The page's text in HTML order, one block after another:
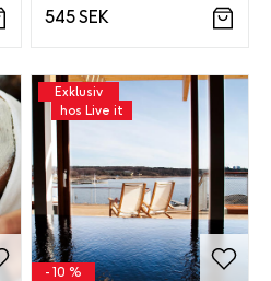
545 SEK
- 10 %
Exklusiv
hos Live it